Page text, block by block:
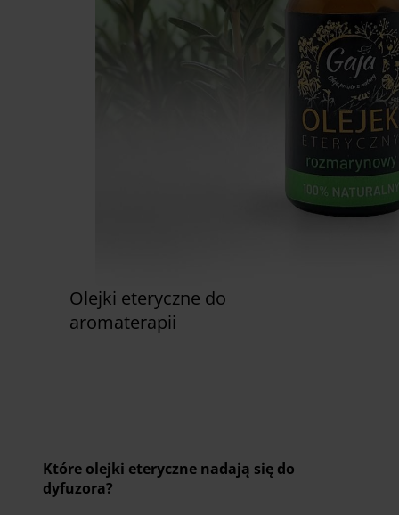
Olejki eteryczne do
aromaterapii
Które olejki eteryczne nadają się do
dyfuzora?